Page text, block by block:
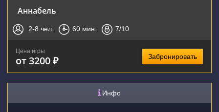
Аннабель
2-8 чел. 60 мин. 7/10
Цена игры
от 3200 ₽ Забронировать
Инфо